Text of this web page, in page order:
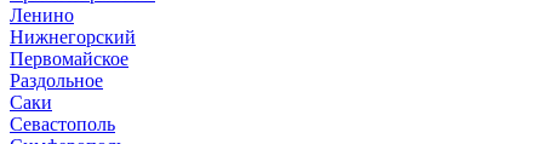
Ленино
Нижнегорский
Первомайское
Раздольное
Саки
Севастополь